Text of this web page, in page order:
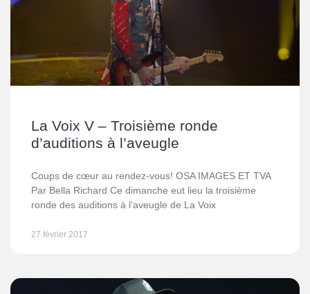
La Voix V – Troisième ronde
d’auditions à l’aveugle
Coups de cœur au rendez-vous! OSA IMAGES ET TVA
Par Bella Richard Ce dimanche eut lieu la troisième
ronde des auditions à l’aveugle de La Voix
27 février 2017